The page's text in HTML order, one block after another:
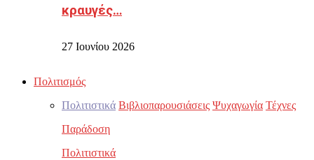
κραυγές…
27 Ιουνίου 2026
Πολιτισμός
Πολιτιστικά Βιβλιοπαρουσιάσεις Ψυχαγωγία Τέχνες
Παράδοση
Πολιτιστικά